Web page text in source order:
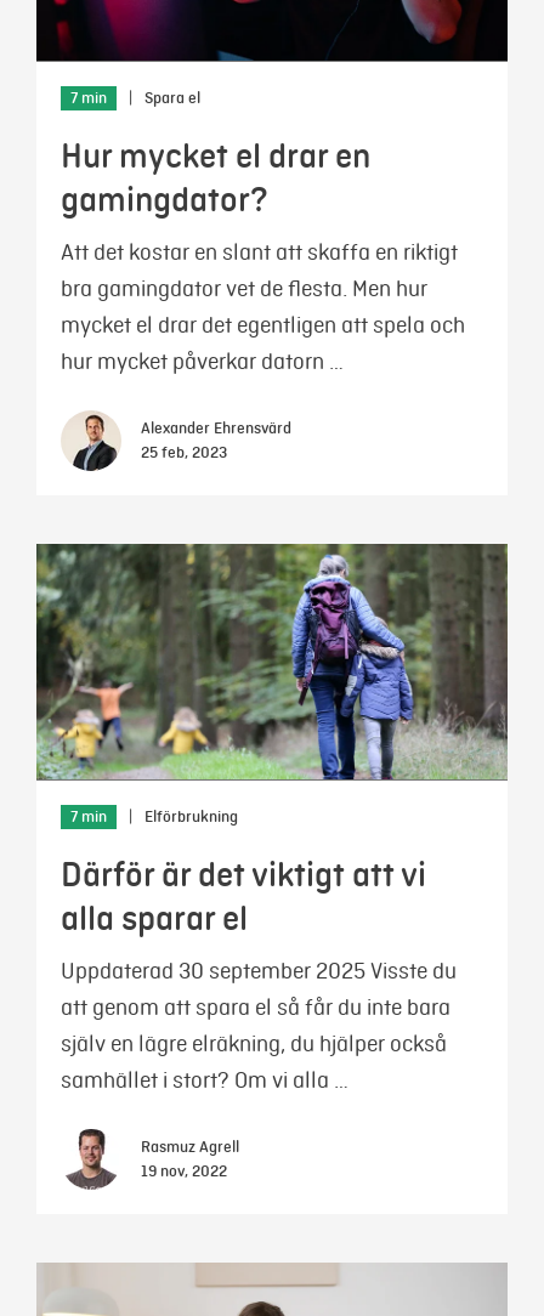
7 min Spara el
Hur mycket el drar en
gamingdator?
Att det kostar en slant att skaffa en riktigt
bra gamingdator vet de flesta. Men hur
mycket el drar det egentligen att spela och
hur mycket påverkar datorn …
Alexander Ehrensvärd
25 feb, 2023
7 min Elförbrukning
Därför är det viktigt att vi
alla sparar el
Uppdaterad 30 september 2025 Visste du
att genom att spara el så får du inte bara
själv en lägre elräkning, du hjälper också
samhället i stort? Om vi alla …
Rasmuz Agrell
19 nov, 2022